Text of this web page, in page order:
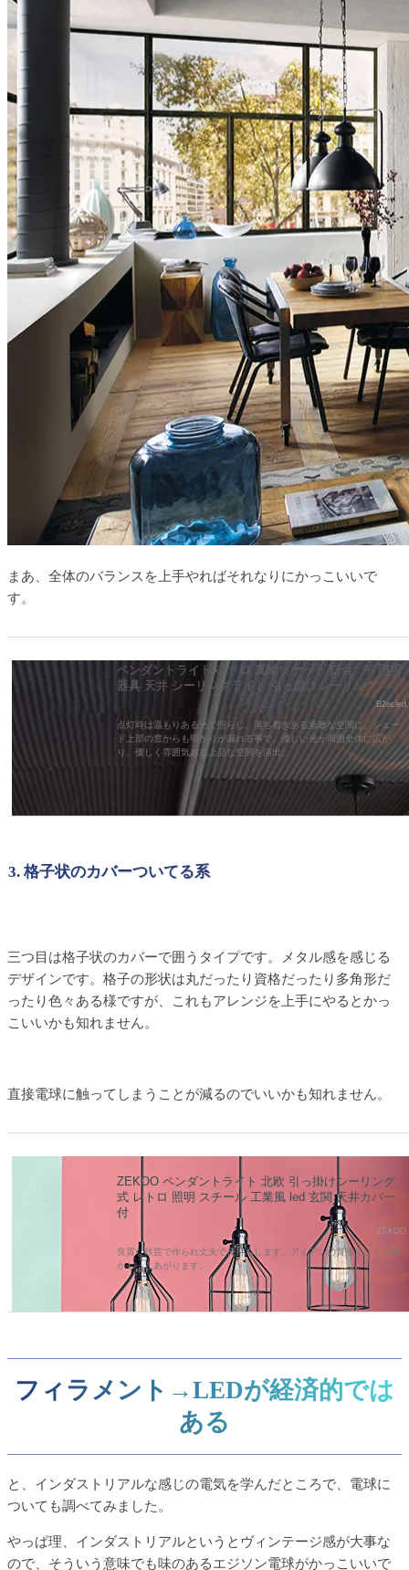
まあ、全体のバランスを上手やればそれなりにかっこいいで
す。
ペンダントライト レトロ 真鍮ソケット 口金E26 照明
器具 天井 シーリングライト 引っ掛けシーリング
B2ocled
点灯時は温もりある光で照らし、落ち着きある素敵な空間に。シェー
ド上部の窓からも明かりが漏れる事で、優しい光が周囲全体に広が
り、優しく雰囲気ある上品な空間を演出。
3. 格子状のカバーついてる系
三つ目は格子状のカバーで囲うタイプです。メタル感を感じる
デザインです。格子の形状は丸だったり資格だったり多角形だ
ったり色々ある様ですが、これもアレンジを上手にやるとかっ
こいいかも知れません。
直接電球に触ってしまうことが減るのでいいかも知れません。
ZEKOO ペンダントライト 北欧 引っ掛けシーリング
式 レトロ 照明 スチール 工業風 led 玄関 天井カバー
付
ZEKOO
良質な鉄芸で作られ丈夫で長持ちします。アイアンの質感でレトロ感
がもっとあがります。
フィラメント→LEDが経済的では
ある
と、インダストリアルな感じの電気を学んだところで、電球に
ついても調べてみました。
やっぱ理、インダストリアルというとヴィンテージ感が大事な
ので、そういう意味でも味のあるエジソン電球がかっこいいで